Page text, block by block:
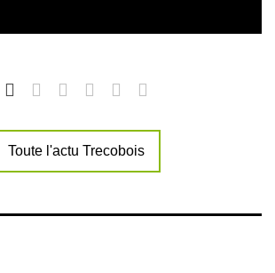
Toute l'actu Trecobois